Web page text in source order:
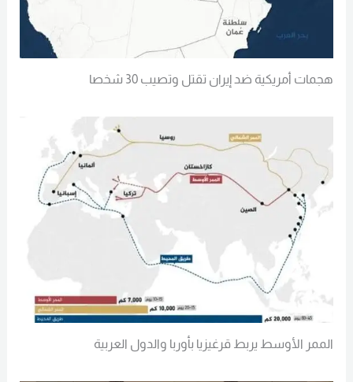
هجمات أمريكية ضد إيران تقتل وتصيب 30 شخصا
الممر الأوسط يربط قرغيزيا بأوربا والدول العربية